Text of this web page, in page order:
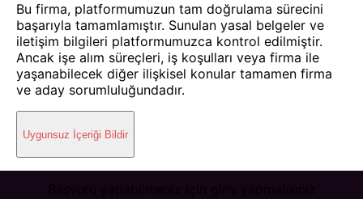
Bu firma, platformumuzun tam doğrulama sürecini
başarıyla tamamlamıştır. Sunulan yasal belgeler ve
iletişim bilgileri platformumuzca kontrol edilmiştir.
Ancak işe alım süreçleri, iş koşulları veya firma ile
yaşanabilecek diğer ilişkisel konular tamamen firma
ve aday sorumluluğundadır.
Uygunsuz İçeriği Bildir